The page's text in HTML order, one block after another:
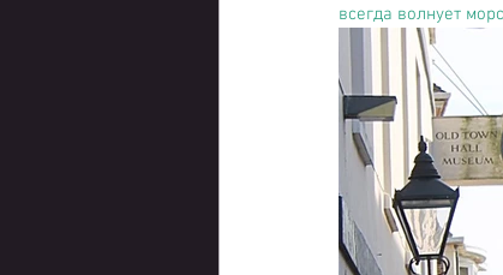
всегда волнует